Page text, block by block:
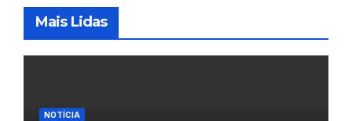
Mais Lidas
NOTÍCIA